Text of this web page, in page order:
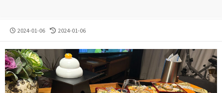
公
日
2024-01-06
最
更
新
日
2024-01-06